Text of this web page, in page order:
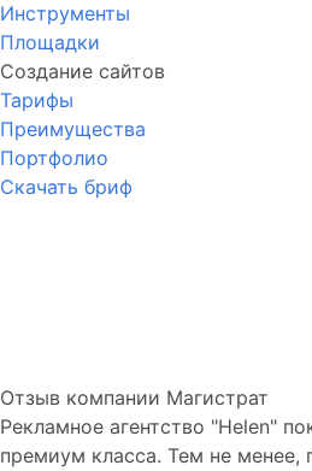
Инструменты
Площадки
Создание сайтов
Тарифы
Преимущества
Портфолио
Скачать бриф
Отзыв компании Магистрат
Рекламное агентство "Helen"
премиум класса. Тем не менее,